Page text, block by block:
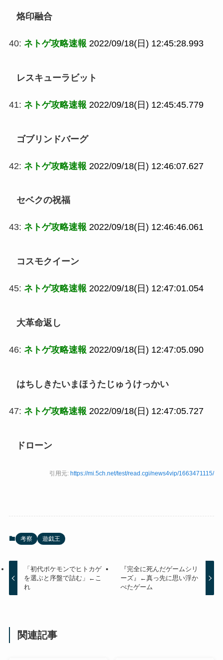
烙印融合
40: ネトゲ攻略速報 2022/09/18(日) 12:45:28.993
レスキューラビット
41: ネトゲ攻略速報 2022/09/18(日) 12:45:45.779
ゴブリンドバーグ
42: ネトゲ攻略速報 2022/09/18(日) 12:46:07.627
セベクの祝福
43: ネトゲ攻略速報 2022/09/18(日) 12:46:46.061
コスモクイーン
45: ネトゲ攻略速報 2022/09/18(日) 12:47:01.054
大革命返し
46: ネトゲ攻略速報 2022/09/18(日) 12:47:05.090
はちしきたいまほうたじゅうけっかい
47: ネトゲ攻略速報 2022/09/18(日) 12:47:05.727
ドローン
引用元:https://mi.5ch.net/test/read.cgi/news4vip/1663471115/
考察 遊戯王
「初代ポケモンでヒトカゲ
を選ぶと序盤で詰む」←こ
れ
『完全に死んだゲームシリ
ーズ』←真っ先に思い浮か
べたゲーム
関連記事